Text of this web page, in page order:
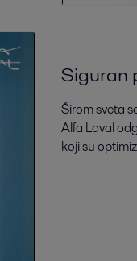
Siguran
Širom sveta
Alfa Laval
koji su